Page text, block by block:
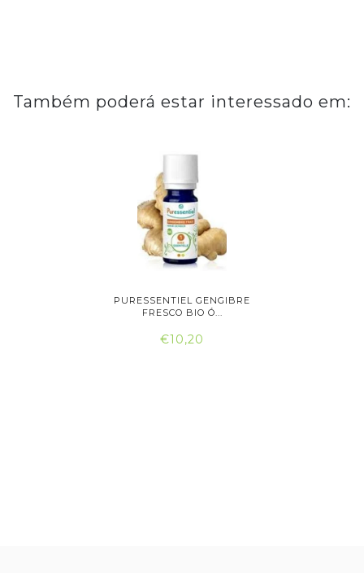
Também poderá estar interessado em:
PURESSENTIEL GENGIBRE
FRESCO BIO Ó...
€10,20